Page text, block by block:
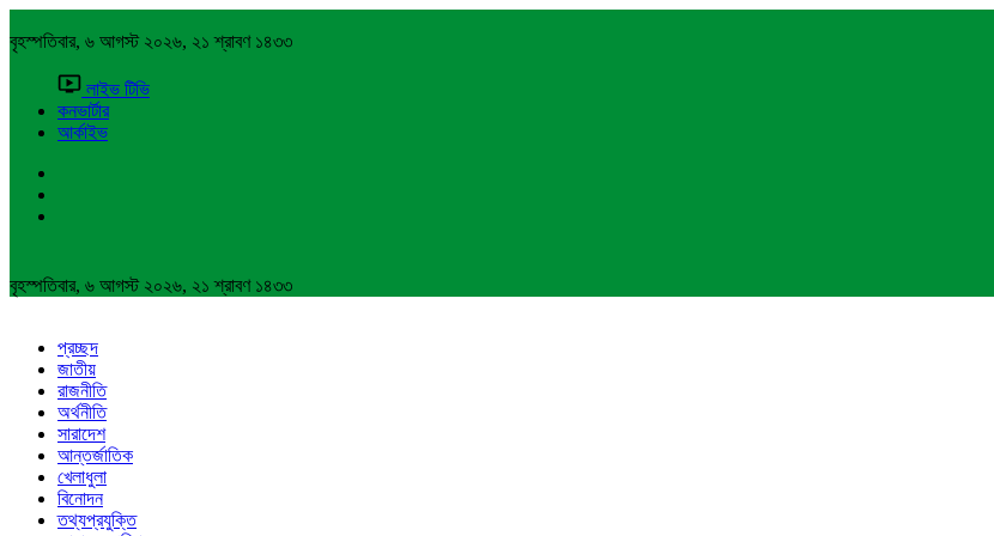
বৃহস্পতিবার, ৬ আগস্ট ২০২৬, ২১ শ্রাবণ ১৪৩৩
লাইভ টিভি
কনভার্টার
আর্কাইভ
বৃহস্পতিবার, ৬ আগস্ট ২০২৬, ২১ শ্রাবণ ১৪৩৩
প্রচ্ছদ
জাতীয়
রাজনীতি
অর্থনীতি
সারাদেশ
আন্তর্জাতিক
খেলাধুলা
বিনোদন
তথ্যপ্রযুক্তি